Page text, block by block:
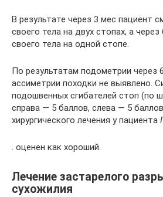
В результате через 3 мес пациент
своего тела на двух стопах, а
своего тела на одной стопе.
По результатам подометрии через
ассиметрии походки не выявлено.
подошвенных сгибателей стоп (по
справа — 5 баллов, слева — 5
хирургического лечения у пациента
. оценен как хороший.
Лечение застарелого
сухожилия